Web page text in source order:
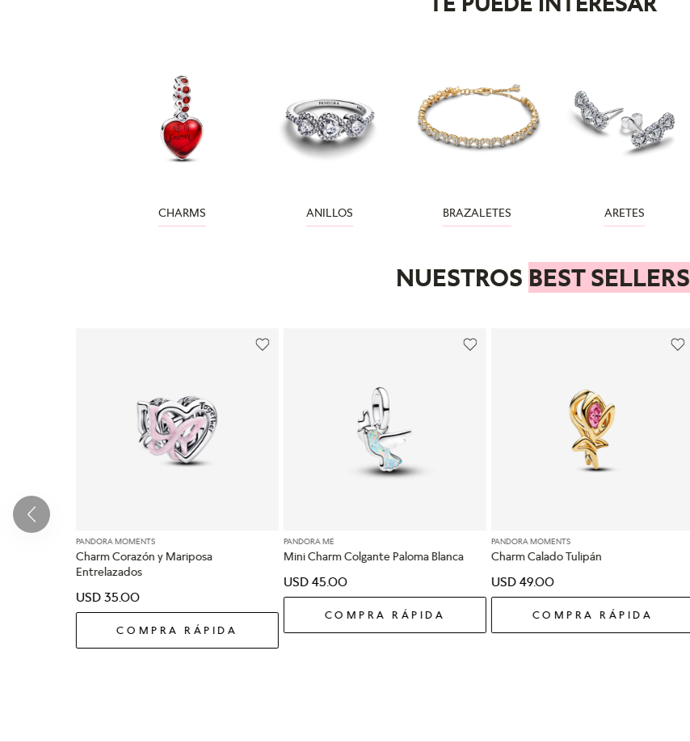
CHARMS ANILLOS BRAZALETES ARETES
NUESTROS BEST SELLERS
PANDORA MOMENTS
Charm Corazón y Mariposa
Entrelazados
USD 3500
COMPRA RÁPIDA
PANDORA ME
Mini Charm Colgante Paloma Blanca
USD 4500
COMPRA RÁPIDA
PANDORA MOMENTS
Charm Calado Tulipán
USD 49.00
COMPRA RÁPIDA